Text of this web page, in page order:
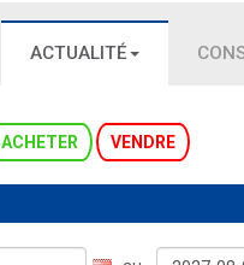
ACTUALITÉ
ACHETER VENDRE